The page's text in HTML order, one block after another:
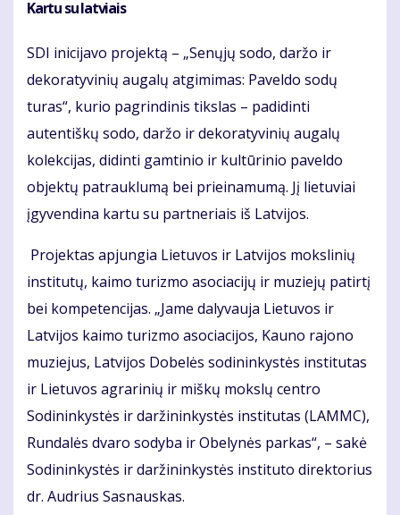
Kartu su latviais
SDI inicijavo projektą – „Senųjų sodo, daržo ir
dekoratyvinių augalų atgimimas: Paveldo sodų
turas“, kurio pagrindinis tikslas – padidinti
autentiškų sodo, daržo ir dekoratyvinių augalų
kolekcijas, didinti gamtinio ir kultūrinio paveldo
objektų patrauklumą bei prieinamumą. Jį lietuviai
įgyvendina kartu su partneriais iš Latvijos.
Projektas apjungia Lietuvos ir Latvijos mokslinių
institutų, kaimo turizmo asociacijų ir muziejų patirtį
bei kompetencijas. „Jame dalyvauja Lietuvos ir
Latvijos kaimo turizmo asociacijos, Kauno rajono
muziejus, Latvijos Dobelės sodininkystės institutas
ir Lietuvos agrarinių ir miškų mokslų centro
Sodininkystės ir daržininkystės institutas (LAMMC),
Rundalės dvaro sodyba ir Obelynės parkas“, – sakė
Sodininkystės ir daržininkystės instituto direktorius
dr. Audrius Sasnauskas.